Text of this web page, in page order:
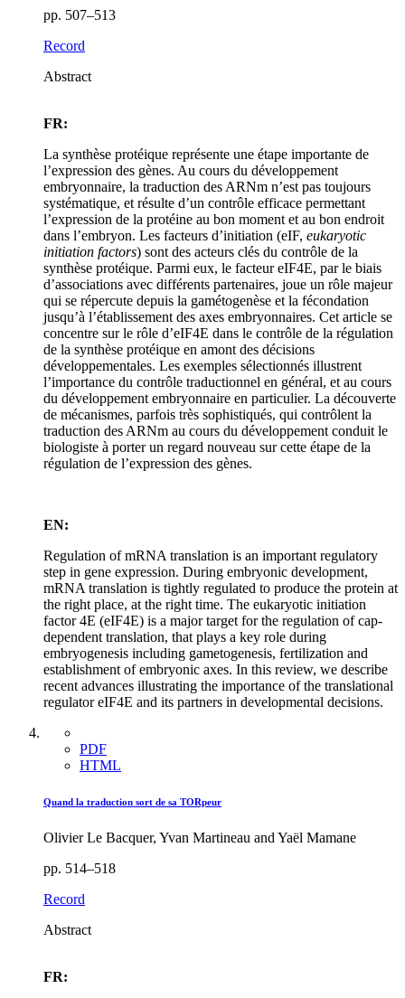
pp. 507–513
Record
Abstract
FR:
La synthèse protéique représente une étape importante de
l’expression des gènes. Au cours du développement
embryonnaire, la traduction des ARNm n’est pas toujours
systématique, et résulte d’un contrôle efficace permettant
l’expression de la protéine au bon moment et au bon endroit
dans l’embryon. Les facteurs d’initiation (eIF, eukaryotic
initiation factors) sont des acteurs clés du contrôle de la
synthèse protéique. Parmi eux, le facteur eIF4E, par le biais
d’associations avec différents partenaires, joue un rôle majeur
qui se répercute depuis la gamétogenèse et la fécondation
jusqu’à l’établissement des axes embryonnaires. Cet article se
concentre sur le rôle d’eIF4E dans le contrôle de la régulation
de la synthèse protéique en amont des décisions
développementales. Les exemples sélectionnés illustrent
l’importance du contrôle traductionnel en général, et au cours
du développement embryonnaire en particulier. La découverte
de mécanismes, parfois très sophistiqués, qui contrôlent la
traduction des ARNm au cours du développement conduit le
biologiste à porter un regard nouveau sur cette étape de la
régulation de l’expression des gènes.
EN:
Regulation of mRNA translation is an important regulatory
step in gene expression. During embryonic development,
mRNA translation is tightly regulated to produce the protein at
the right place, at the right time. The eukaryotic initiation
factor 4E (eIF4E) is a major target for the regulation of cap-
dependent translation, that plays a key role during
embryogenesis including gametogenesis, fertilization and
establishment of embryonic axes. In this review, we describe
recent advances illustrating the importance of the translational
regulator eIF4E and its partners in developmental decisions.
PDF
HTML
Quand la traduction sort de sa TORpeur
Olivier Le Bacquer, Yvan Martineau and Yaël Mamane
pp. 514–518
Record
Abstract
FR: